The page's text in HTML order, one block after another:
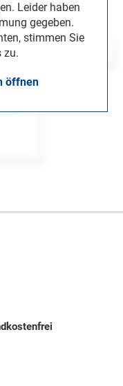
Leider haben
gegeben.
stimmen Sie
zu.
öffnen